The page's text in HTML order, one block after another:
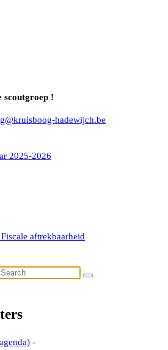
scoutgroep !
hadewijch.be
2025-2026
aftrekbaarheid
-